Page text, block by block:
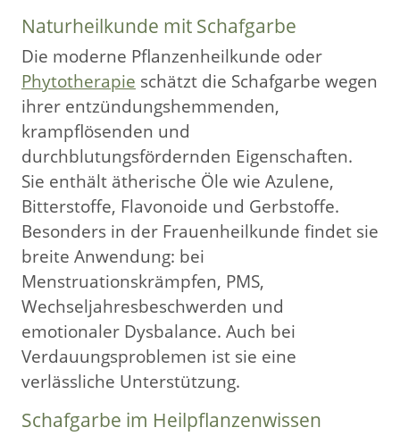
Naturheilkunde mit Schafgarbe
Die moderne Pflanzenheilkunde oder
Phytotherapie schätzt die Schafgarbe wegen
ihrer entzündungshemmenden,
krampflösenden und
durchblutungsfördernden Eigenschaften.
Sie enthält ätherische Öle wie Azulene,
Bitterstoffe, Flavonoide und Gerbstoffe.
Besonders in der Frauenheilkunde findet sie
breite Anwendung: bei
Menstruationskrämpfen, PMS,
Wechseljahresbeschwerden und
emotionaler Dysbalance. Auch bei
Verdauungsproblemen ist sie eine
verlässliche Unterstützung.
Schafgarbe im Heilpflanzenwissen